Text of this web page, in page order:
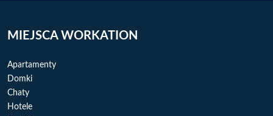
o
I
g
MIEJSCA WORKATION
Apartamenty
Domki
Chaty
Hotele